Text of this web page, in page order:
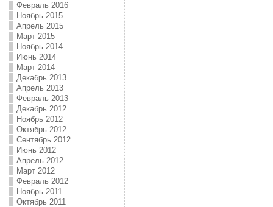
Февраль 2016
Ноябрь 2015
Апрель 2015
Март 2015
Ноябрь 2014
Июнь 2014
Март 2014
Декабрь 2013
Апрель 2013
Февраль 2013
Декабрь 2012
Ноябрь 2012
Октябрь 2012
Сентябрь 2012
Июнь 2012
Апрель 2012
Март 2012
Февраль 2012
Ноябрь 2011
Октябрь 2011